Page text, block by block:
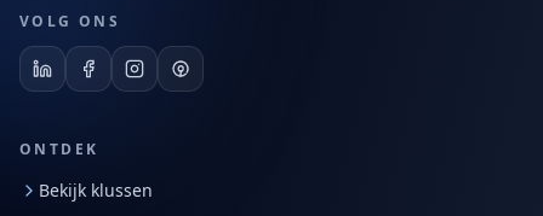
VOLG ONS
ONTDEK
Bekijk klussen